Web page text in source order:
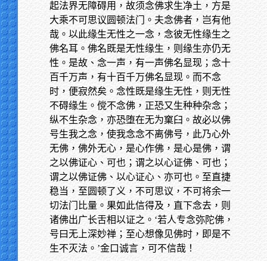
起法界无障碍用，故须念佛求生净土，方是
大乘不可思议圆顿法门。夫念佛者，岂有他
哉。以此缘生无性之一念，念彼无性缘生之
佛名耳。佛名既是无性缘生，则缘生亦仍无
性。是故、念一声，有一声佛名显现；念十
百千万声，有十百千万佛名显现。而不念
时，便寂然矣。念性既是缘生无性，则无性
不碍缘生。傥不念佛，正恐又生种种杂念；
纵不生杂念，亦恐堕在无为窠臼。故必以佛
号生我之念，使我念念不离佛号，此乃心外
无佛，佛外无心，是心作佛，是心是佛，谓
之以佛证心、可也；谓之以心证佛、可也；
谓之以佛证佛、以心证心、亦可也。至直捷
稳当，至圆顿了义，不可思议，不可将余一
切法门比量。果如此信得及，直下念去，则
诸佛出广长舌相以证之。‘若人专念弥陀佛，
号曰无上深妙禅；至心想像见佛时，即是不
生不灭法。’金口诚言，可不信哉！